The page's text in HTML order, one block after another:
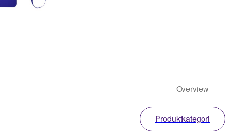
Overview
Produktkategori